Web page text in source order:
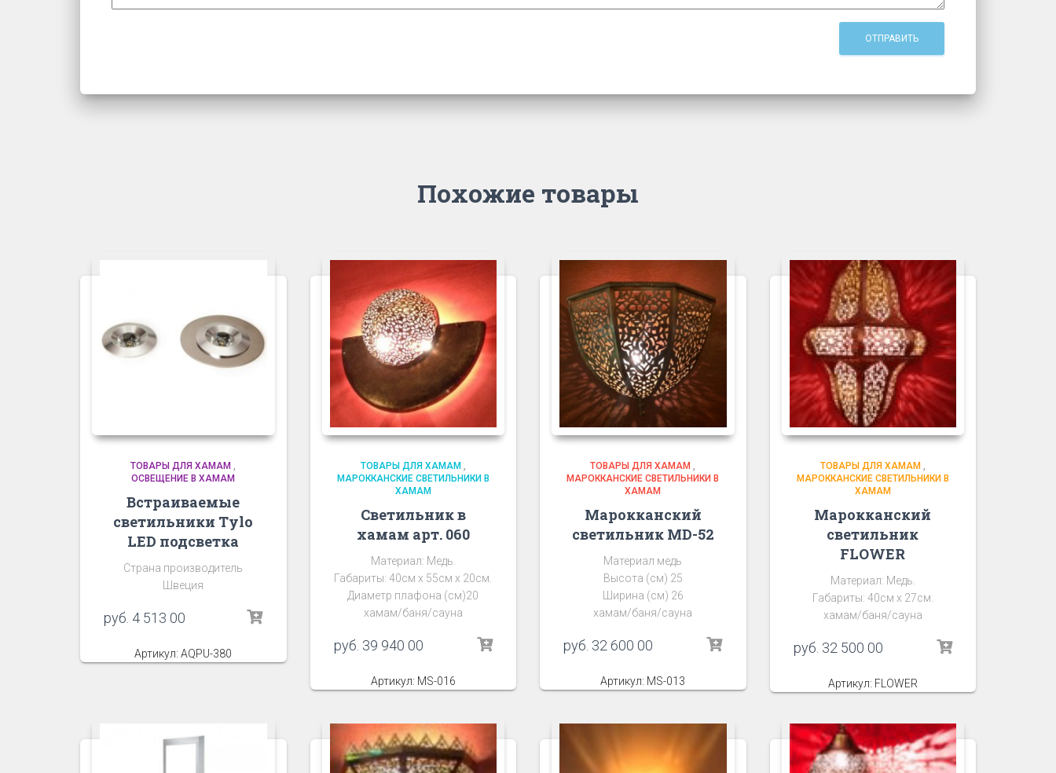
Похожие товары
ТОВАРЫ ДЛЯ ХАМАМ
ОСВЕЩЕНИЕ В ХАМАМ
Встраиваемые
светильники Tylo
LED подсветка
Страна производитель
Швеция
руб. 4 513 00
Артикул: AQPU-380
ТОВАРЫ ДЛЯ ХАМАМ,
МАРОККАНСКИЕ СВЕТИЛЬНИКИ В
ХАМАМ
Светильник в
хамам арт. 060
Материал: Медь.
Габариты: 40см х 55см х 20см.
Диаметр плафона (см)20
хамам/баня/сауна
руб. 39 940 00
Артикул: MS-016
ТОВАРЫ ДЛЯ ХАМАМ
МАРОККАНСКИЕ СВЕТИЛЬНИКИ В
ХАМАМ
Марокканский
светильник MD-52
Материал медь
Высота (см) 25
Ширина (см) 26
хамам/баня/сауна
руб. 32 600 00
Артикул: MS-013
ТОВАРЫ ДЛЯ ХАМАМ,
МАРОККАНСКИЕ СВЕТИЛЬНИКИ В
ХАМАМ
Марокканский
светильник
FLOWER
Материал: Медь.
Габариты: 40см х 27см.
хамам/баня/сауна
руб. 32 500 00
Артикул: FLOWER